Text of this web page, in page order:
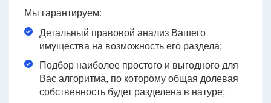
Мы гарантируем:
Детальный правовой анализ Вашего
имущества на возможность его раздела;
Подбор наиболее простого и выгодного для
Вас алгоритма, по которому общая долевая
собственность будет разделена в натуре;